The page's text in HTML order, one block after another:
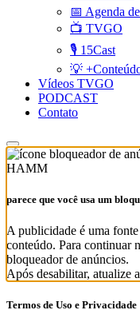
📅 Agenda
📺 TVGO
🎙️ 15Cast
💡
Vídeos TVGO
PODCAST
Contato
HAMM
parece que você usa um
A publicidade é uma
conteúdo. Para continuar
bloqueador de anúncios.
Após desabilitar, atualize
Termos de Uso e Privacidade